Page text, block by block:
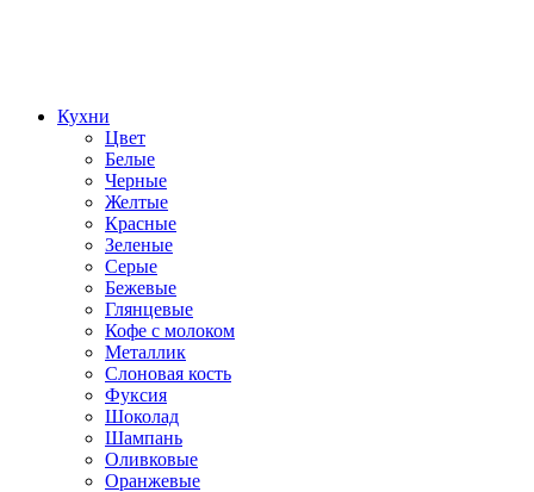
Кухни
Цвет
Белые
Черные
Желтые
Красные
Зеленые
Серые
Бежевые
Глянцевые
Кофе с молоком
Металлик
Слоновая кость
Фуксия
Шоколад
Шампань
Оливковые
Оранжевые